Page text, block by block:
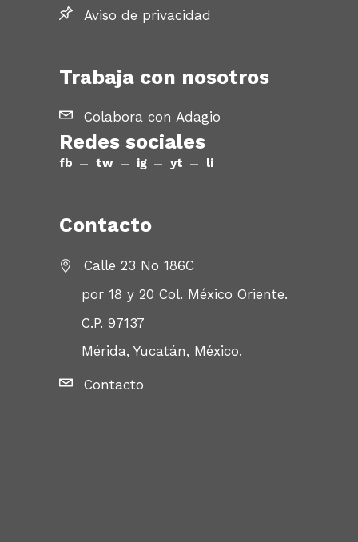
Aviso de privacidad
Trabaja con nosotros
Colabora con Adagio
Redes sociales
fb tw ig yt li
Contacto
Calle 23 No 186C
por 18 y 20 Col. México Oriente.
C.P. 97137
Mérida, Yucatán, México.
Contacto